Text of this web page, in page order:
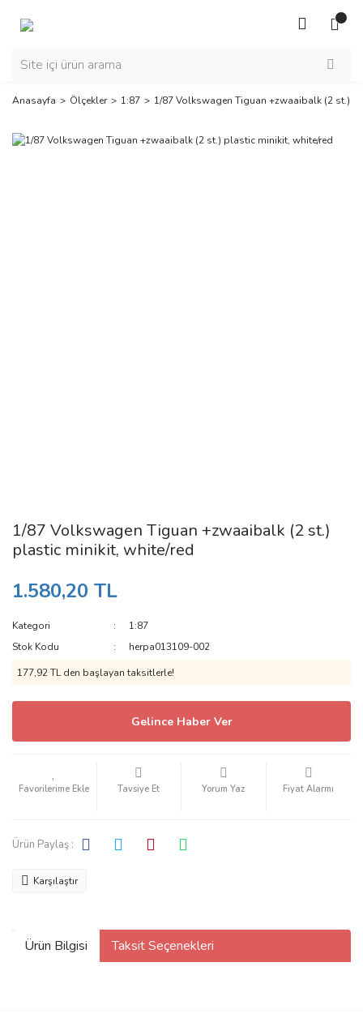
Anasayfa Ölçekler 1:87 1/87 Volkswagen Tiguan +zwaaibalk (2 st.)
1/87 Volkswagen Tiguan +zwaaibalk (2 st.)
plastic minikit, white/red
1.580,20 TL
Kategori
1:87
Stok Kodu
herpa013109-002
177,92 TL den başlayan taksitlerle!
Gelince Haber Ver
Tavsiye Et Yorum Yaz Fiyat Alarmı
Ürün Paylaş :
Karşılaştır
Ürün Bilgisi Taksit Seçenekleri